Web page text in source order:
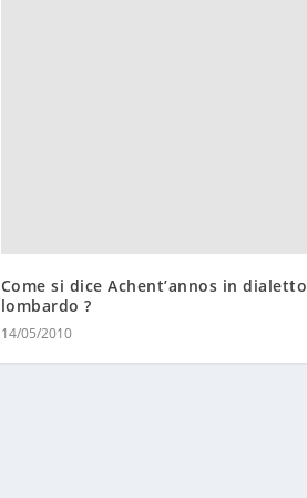
Come si dice Achent’annos in dialetto
lombardo ?
14/05/2010